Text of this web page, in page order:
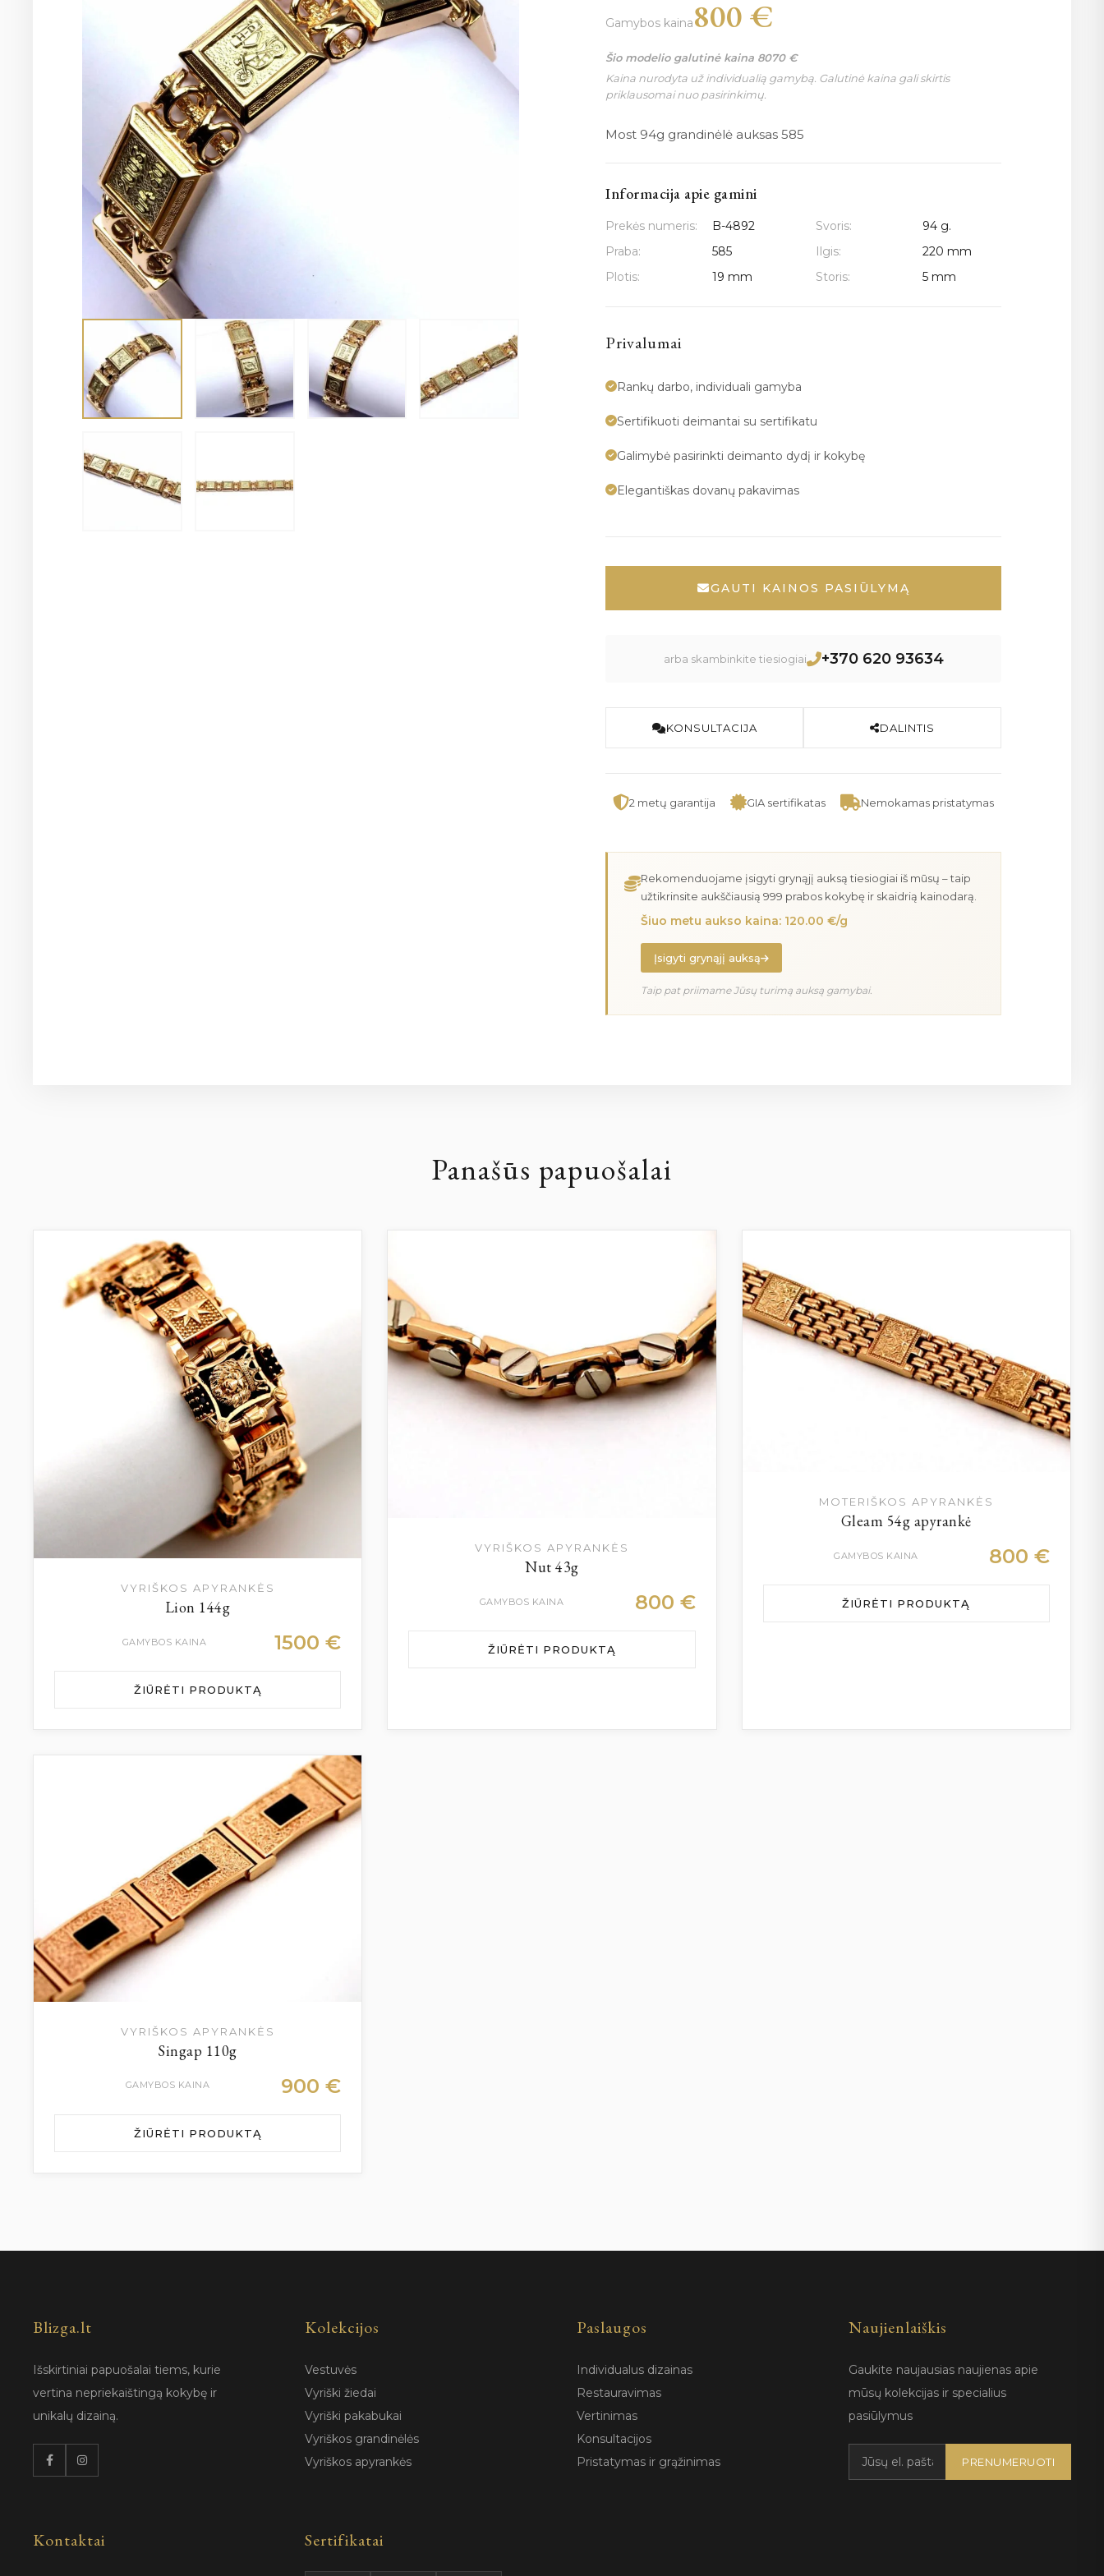
Gamybos kaina800 €
Šio modelio galutinė kaina 8070 €
Kaina nurodyta už individualią gamybą. Galutinė kaina gali skirtis
priklausomai nuo pasirinkimų.
Most 94g grandinėlė auksas 585
Informacija apie gamini
Prekės numeris: B-4892 Svoris:
94 g.
Praba:
585 Ilgis:
220 mm
Plotis:
19 mm Storis: 5 mm
Privalumai
Rankų darbo, individuali gamyba
Sertifikuoti deimantai su sertifikatu
Galimybė pasirinkti deimanto dydį ir kokybę
Elegantiškas dovanų pakavimas
GAUTI KAINOS PASIŪLYMĄ
arba skambinkite tiesiogiai +370 620 93634
KONSULTACIJA DALINTIS
2 metų garantija GIA sertifikatas Nemokamas pristatymas
Rekomenduojame įsigyti grynąjį auksą tiesiogiai iš mūsų – taip
užtikrinsite aukščiausią 999 prabos kokybę ir skaidrią kainodarą.
Šiuo metu aukso kaina: 120.00 €/g
Įsigyti grynąjį auksą
Taip pat priimame Jūsų turimą auksą gamybai.
Panašūs papuošalai
VYRIŠKOS APYRANKĖS
Lion 144g
GAMYBOS KAINA 1500€
ŽIŪRĖTI PRODUKTĄ
VYRIŠKOS APYRANKĖS
Nut 43g
GAMYBOS KAINA 800 €
ŽIŪRĖTI PRODUKTĄ
MOTERIŠKOS APYRANKĖS
Gleam 54g apyrankė
GAMYBOS KAINA 800 €
ŽIŪRĖTI PRODUKTĄ
VYRIŠKOS APYRANKĖS
Singap 110g
GAMYBOS KAINA 900€
ŽIŪRĖTI PRODUKTĄ
Blizga.lt
Išskirtiniai papuošalai tiems, kurie
vertina nepriekaištingą kokybę ir
unikalų dizainą.
Kolekcijos
Vestuvės
Vyriški žiedai
Vyriški pakabukai
Vyriškos grandinėlės
Vyriškos apyrankės
Paslaugos
Individualus dizainas
Restauravimas
Vertinimas
Konsultacijos
Pristatymas ir grąžinimas
Naujienlaiškis
Gaukite naujausias naujienas apie
mūsų kolekcijas ir specialius
pasiūlymus
PRENUMERUOTI
Kontaktai Sertifikatai